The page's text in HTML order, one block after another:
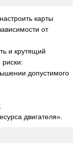
карты
от
и крутящий
допустимого
двигателя».